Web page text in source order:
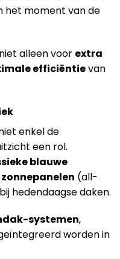
het moment van de
alleen voor extra
efficiëntievan
enkel de
een rol.
blauwe
(all-
hedendaagse daken.
systemen,
worden in